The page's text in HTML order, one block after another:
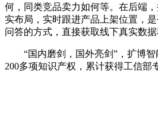
何，同类竞品卖力如何等。在后端
实布局，实时跟进产品上架位置，
问答的方式，直接获取线下真实数
“国内磨剑，国外亮剑”，扩博智
200多项知识产权，累计获得工信部